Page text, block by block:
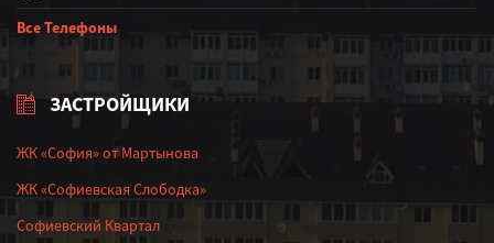
Все Телефоны
ЗАСТРОЙЩИКИ
ЖК «София» от Мартынова
ЖК «Софиевская Слободка»
Софиевский Квартал